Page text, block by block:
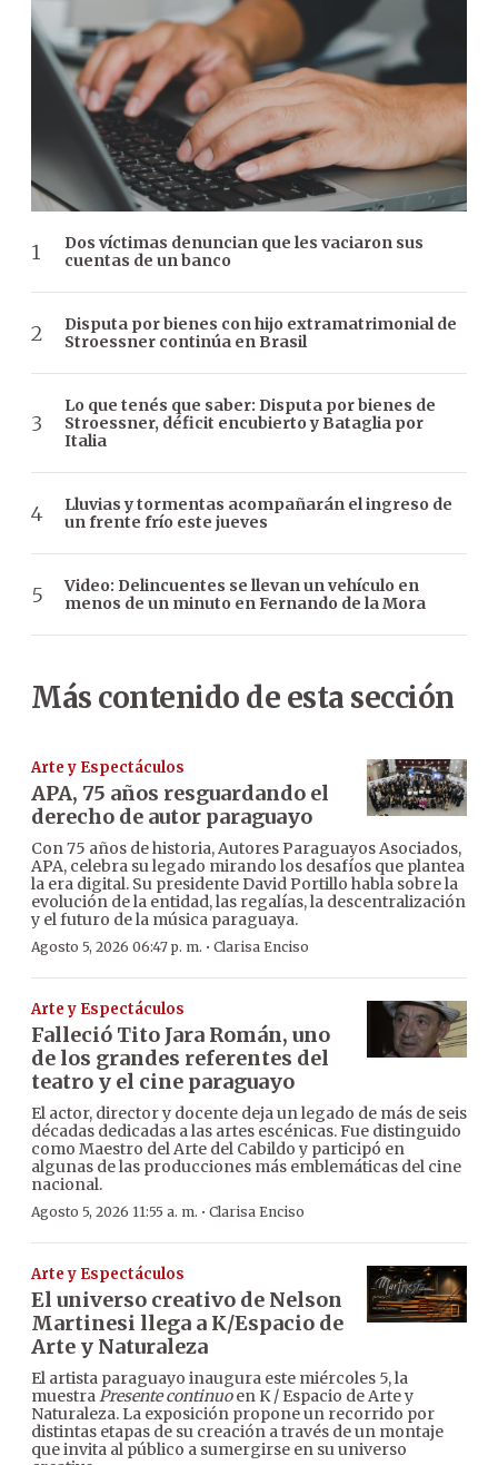
Dos víctimas denuncian que les vaciaron sus
cuentas de un banco
Disputa por bienes con hijo extramatrimonial de
Stroessner continúa en Brasil
Lo que tenés que saber: Disputa por bienes de
Stroessner, déficit encubierto y Bataglia por
Italia
Lluvias y tormentas acompañarán el ingreso de
un frente frío este jueves
Video: Delincuentes se llevan un vehículo en
menos de un minuto en Fernando de la Mora
Más contenido de esta sección
Arte y Espectáculos
APA, 75 años resguardando el
derecho de autor paraguayo
Con 75 años de historia, Autores Paraguayos Asociados,
APA, celebra su legado mirando los desafíos que plantea
la era digital. Su presidente David Portillo habla sobre la
evolución de la entidad, las regalías, la descentralización
y el futuro de la música paraguaya.
Agosto 5, 2026 06:47 p. m. · Clarisa Enciso
Arte y Espectáculos
Falleció Tito Jara Román, uno
de los grandes referentes del
teatro y el cine paraguayo
El actor, director y docente deja un legado de más de seis
décadas dedicadas a las artes escénicas. Fue distinguido
como Maestro del Arte del Cabildo y participó en
algunas de las producciones más emblemáticas del cine
nacional.
Agosto 5, 2026 11:55 a. m. · Clarisa Enciso
Arte y Espectáculos
El universo creativo de Nelson
Martinesi llega a K/Espacio de
Arte y Naturaleza
El artista paraguayo inaugura este miércoles 5, la
muestraPresente continuoen K / Espacio de Arte y
Naturaleza. La exposición propone un recorrido por
distintas etapas de su creación a través de un montaje
que invita al público a sumergirse en su universo